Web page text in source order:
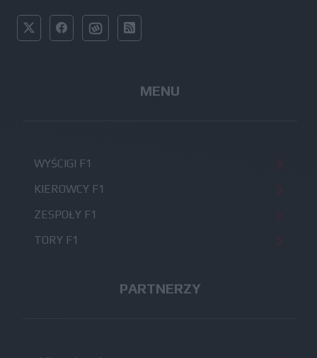
MENU
WYŚCIGI F1
KIEROWCY F1
ZESPOŁY F1
TORY F1
PARTNERZY